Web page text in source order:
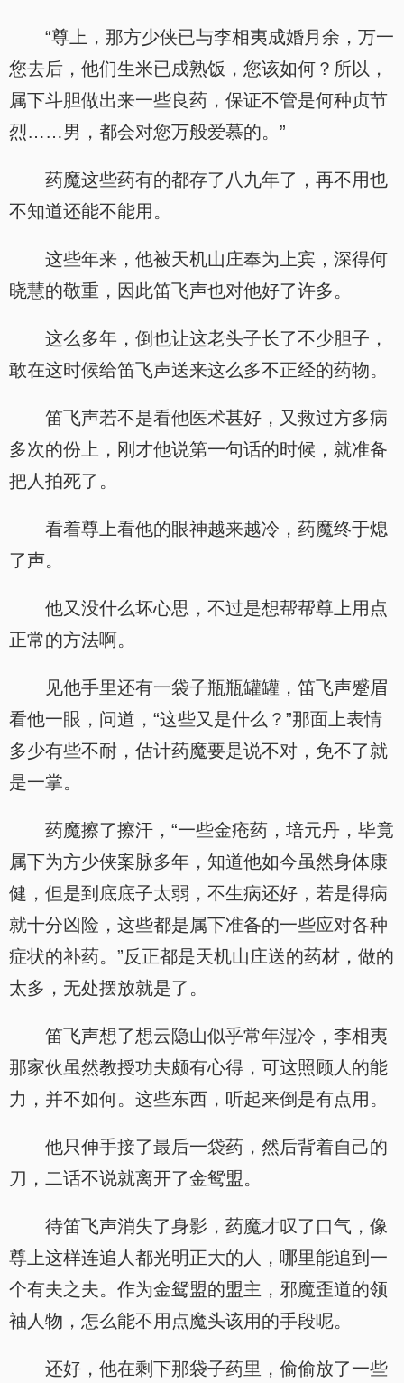
“尊上，那方少侠已与李相夷成婚月余，万一
您去后，他们生米已成熟饭，您该如何？所以，
属下斗胆做出来一些良药，保证不管是何种贞节
烈……男，都会对您万般爱慕的。”
药魔这些药有的都存了八九年了，再不用也
不知道还能不能用。
这些年来，他被天机山庄奉为上宾，深得何
晓慧的敬重，因此笛飞声也对他好了许多。
这么多年，倒也让这老头子长了不少胆子，
敢在这时候给笛飞声送来这么多不正经的药物。
笛飞声若不是看他医术甚好，又救过方多病
多次的份上，刚才他说第一句话的时候，就准备
把人拍死了。
看着尊上看他的眼神越来越冷，药魔终于熄
了声。
他又没什么坏心思，不过是想帮帮尊上用点
正常的方法啊。
见他手里还有一袋子瓶瓶罐罐，笛飞声蹙眉
看他一眼，问道，“这些又是什么？”那面上表情
多少有些不耐，估计药魔要是说不对，免不了就
是一掌。
药魔擦了擦汗，“一些金疮药，培元丹，毕竟
属下为方少侠案脉多年，知道他如今虽然身体康
健，但是到底底子太弱，不生病还好，若是得病
就十分凶险，这些都是属下准备的一些应对各种
症状的补药。”反正都是天机山庄送的药材，做的
太多，无处摆放就是了。
笛飞声想了想云隐山似乎常年湿冷，李相夷
那家伙虽然教授功夫颇有心得，可这照顾人的能
力，并不如何。这些东西，听起来倒是有点用。
他只伸手接了最后一袋药，然后背着自己的
刀，二话不说就离开了金鸳盟。
待笛飞声消失了身影，药魔才叹了口气，像
尊上这样连追人都光明正大的人，哪里能追到一
个有夫之夫。作为金鸳盟的盟主，邪魔歪道的领
袖人物，怎么能不用点魔头该用的手段呢。
还好，他在剩下那袋子药里，偷偷放了一些